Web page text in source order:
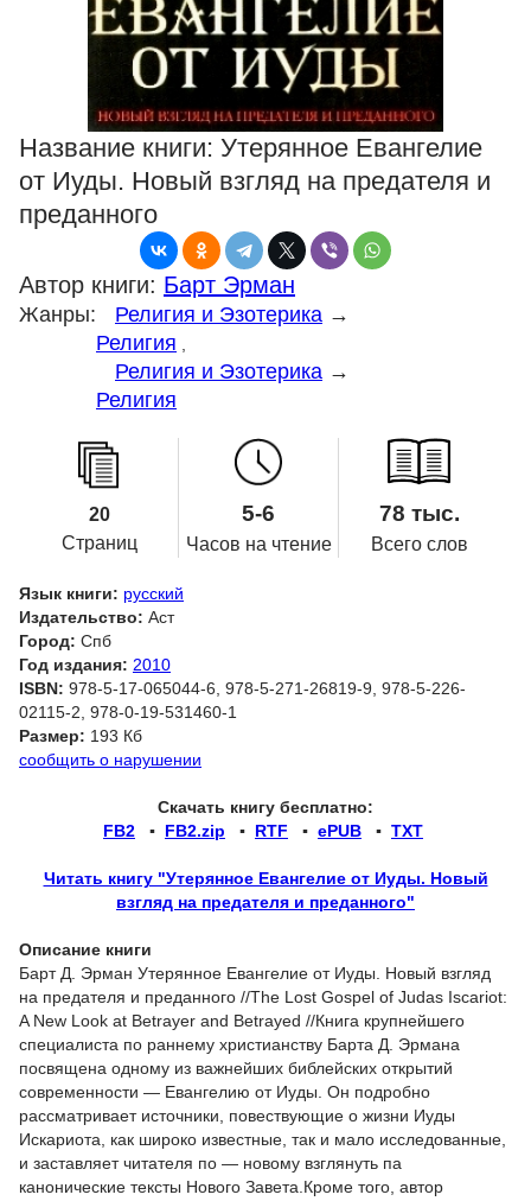
Название книги: Утерянное Евангелие
от Иуды. Новый взгляд на предателя и
преданного
Автор книги: Барт Эрман
Жанры: Религия и Эзотерика →
Религия
Религия и Эзотерика →
Религия
20
Страниц
5-6
Часов на чтение
78 тыс.
Всего слов
Язык книги: русский
Издательство: Аст
Город: Спб
Год издания: 2010
ISBN: 978-5-17-065044-6, 978-5-271-26819-9, 978-5-226-
02115-2, 978-0-19-531460-1
Размер: 193 Кб
сообщить о нарушении
Скачать книгу бесплатно:
FB2 ▪ FB2.zip ▪ RTF ▪ ePUB ▪ TXT
Читать книгу "Утерянное Евангелие от Иуды. Новый
взгляд на предателя и преданного"
Описание книги
Барт Д. Эрман Утерянное Евангелие от Иуды. Новый взгляд
на предателя и преданного //The Lost Gospel of Judas Iscariot:
A New Look at Betrayer and Betrayed //Книга крупнейшего
специалиста по раннему христианству Барта Д. Эрмана
посвящена одному из важнейших библейских открытий
современности — Евангелию от Иуды. Он подробно
рассматривает источники, повествующие о жизни Иуды
Искариота, как широко известные, так и мало исследованные,
и заставляет читателя по — новому взглянуть па
канонические тексты Нового Завета.Кроме того, автор